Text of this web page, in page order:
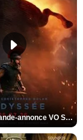
L'Odyssée Bande-annonce VO STFR